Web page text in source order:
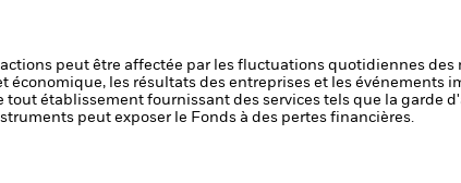
peut être affectée par les fluctuations quotidiennes
les résultats des entreprises et les événements
tout établissement fournissant des services tels que la garde
peut exposer le Fonds à des pertes financières.